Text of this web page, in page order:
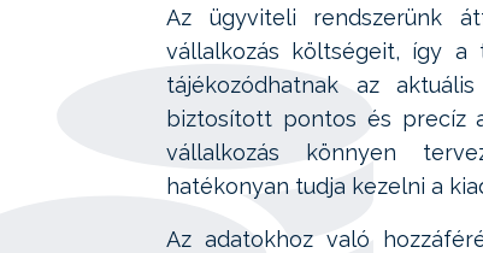
Az ügyviteli rendszerünk
vállalkozás költségeit, így a
tájékozódhatnak az
biztosított pontos és precíz
vállalkozás könnyen
hatékonyan tudja kezelni a
Az adatokhoz való